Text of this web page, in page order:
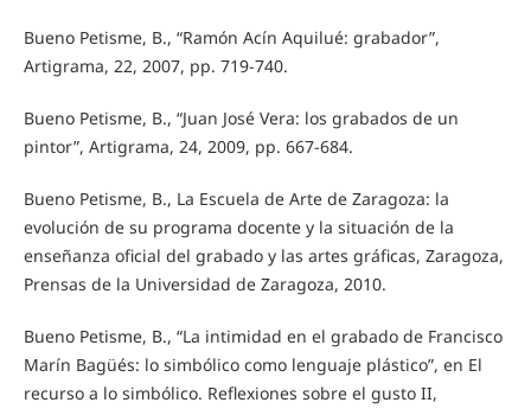
Bueno Petisme, B., “Ramón Acín Aquilué: grabador”,
Artigrama, 22, 2007, pp. 719-740.
Bueno Petisme, B., “Juan José Vera: los grabados de un
pintor”, Artigrama, 24, 2009, pp. 667-684.
Bueno Petisme, B., La Escuela de Arte de Zaragoza: la
evolución de su programa docente y la situación de la
enseñanza oficial del grabado y las artes gráficas, Zaragoza,
Prensas de la Universidad de Zaragoza, 2010.
Bueno Petisme, B., “La intimidad en el grabado de Francisco
Marín Bagüés: lo simbólico como lenguaje plástico”, en El
recurso a lo simbólico. Reflexiones sobre el gusto II,